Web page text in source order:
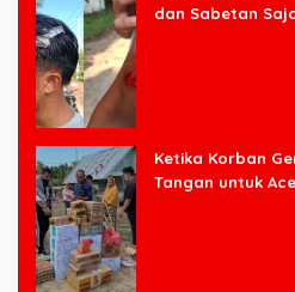
dan Sabetan
Ketika Korban
Tangan untuk